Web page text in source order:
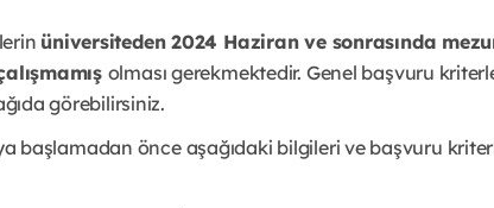
üniversiteden 2024 Haziran ve sonrasında
olması gerekmektedir. Genel başvuru
görebilirsiniz.
başlamadan önce aşağıdaki bilgileri ve başvuru